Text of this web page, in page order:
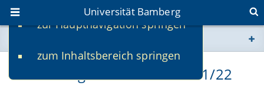
zur Hauptnavigation springen
zum Inhaltsbereich springen
Universität Bamberg
www.uni-bamberg.de
Theologisches Forum 2021/22